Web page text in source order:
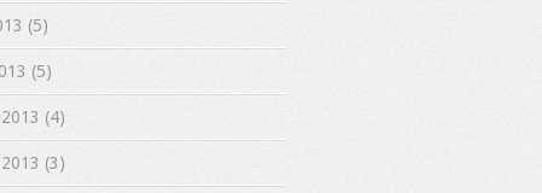
(5)
(5)
(4)
(3)